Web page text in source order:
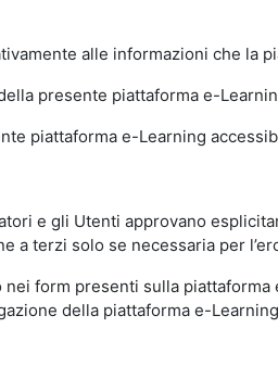
alle informazioni che la
presente piattaforma e-
piattaforma e-Learning
e gli Utenti approvano
a terzi solo se necessaria per
form presenti sulla
della piattaforma e-